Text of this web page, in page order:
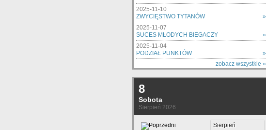
2025-11-10
ZWYCIĘSTWO TYTANÓW
»
2025-11-07
SUCES MŁODYCH BIEGACZY
»
2025-11-04
PODZIAŁ PUNKTÓW
»
zobacz wszystkie »
8
Sobota
Sierpień 2026
Sierpień